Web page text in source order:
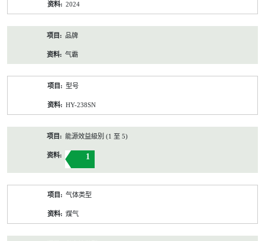
2024
品牌
气霸
型号
HY-238SN
能源效益級別 (1 至 5)
1
气体类型
煤气